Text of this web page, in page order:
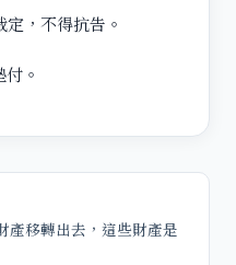
，不得抗告。
。
產移轉出去，這些財產是